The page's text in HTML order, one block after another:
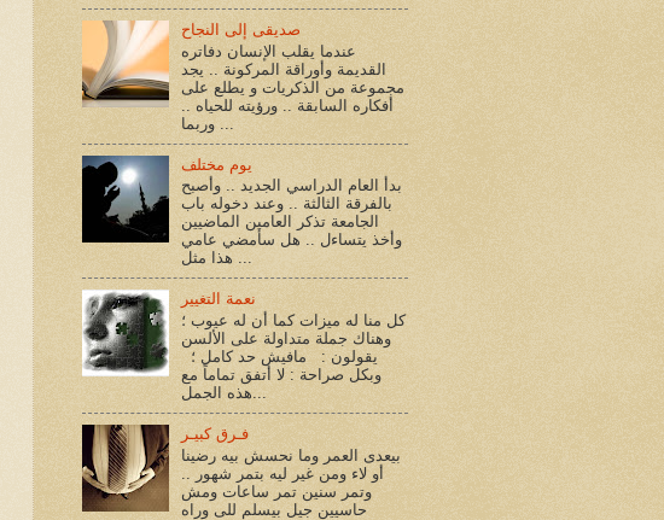
صديقى إلى النجاح
عندما يقلب الإنسان دفاتره
القديمة وأوراقة المركونة .. يجد
مجموعة من الذكريات و يطلع على
أفكاره السابقة .. ورؤيته للحياه ..
يوم مختلف
بدأ العام الدراسي الجديد .. وأصبح
بالفرقة الثالثة .. وعند دخوله باب
الجامعة تذكر العامين الماضيين
وأخذ يتساءل .. هل سأمضي عامي
هذا مثل ...
نعمة التغيير
كل منا له ميزات كما أن له عيوب ؛
وهناك جملة متداولة على الألسن
يقولون : مافيش حد كامل ؛
وبكل صراحة : لا أتفق تماماً مع
فـرق كبيـر
بيعدى العمر وما نحسش بيه رضينا
أو لاء ومن غير ليه بتمر شهور ..
وتمر سنين تمر ساعات ومش
حاسيين جيل بيسلم للى وراه